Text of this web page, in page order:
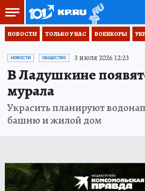
НОВОСТИ ТОЛЬКО У НАС ВОЕНКОРЫ
НОВОСТИ ОБЩЕСТВО 3 июля 2026 12:23
В Ладушкине
мурала
Украсить планируют
башню и жилой дом